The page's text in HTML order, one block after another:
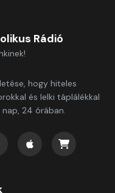
Rádió
hogy hiteles
és lelki táplálékkal
24 órában.